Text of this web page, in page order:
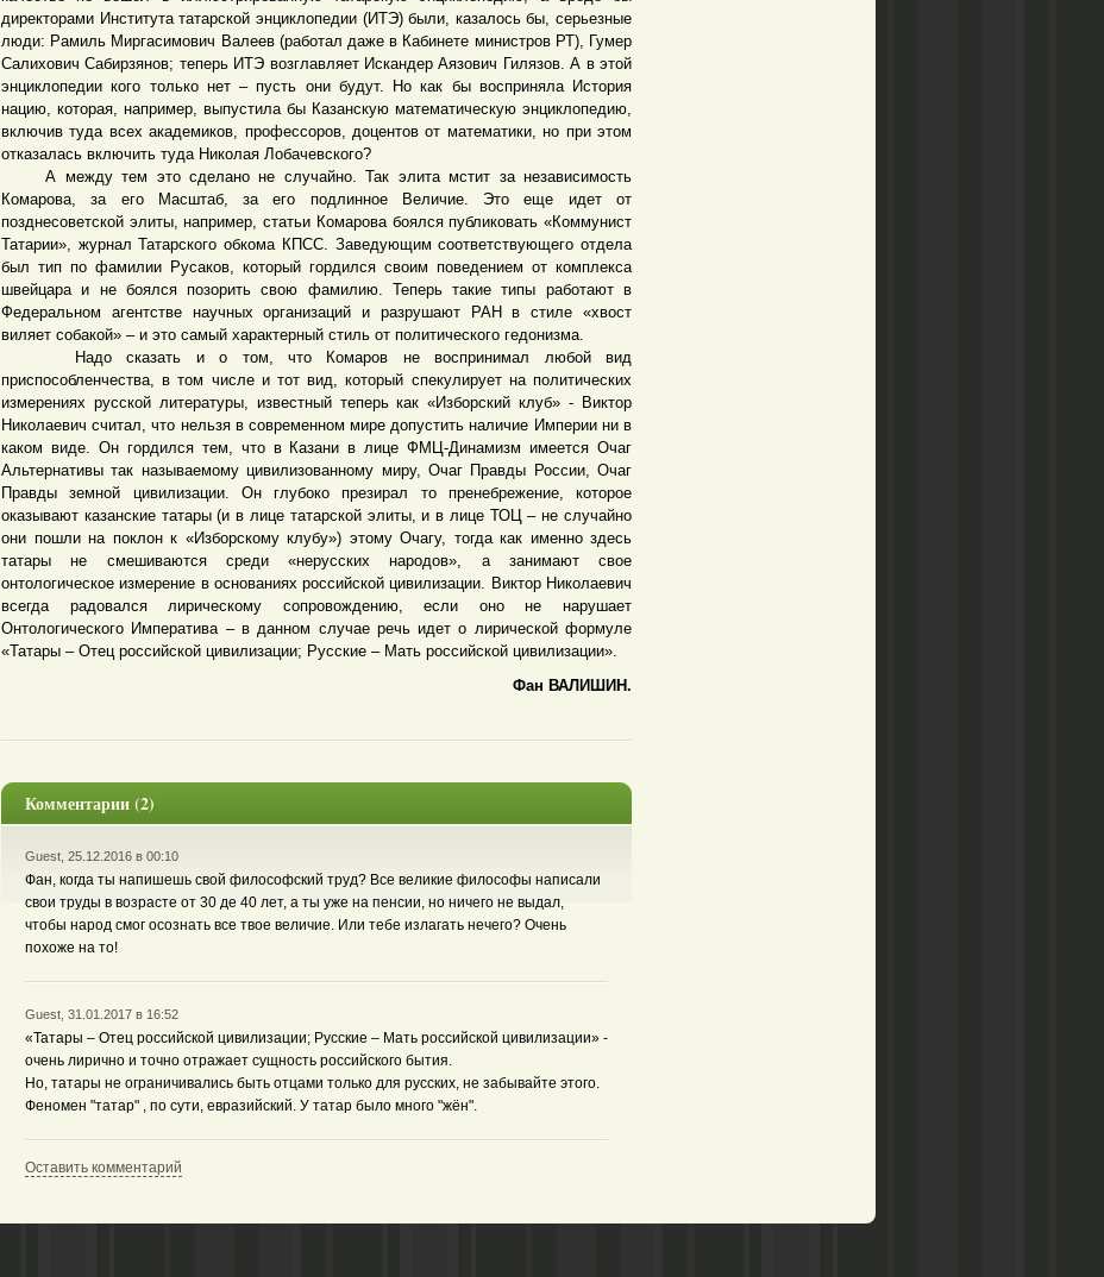
директорами Института татарской энциклопедии (ИТЭ) были, казалось бы, серьезные
люди: Рамиль Миргасимович Валеев (работал даже в Кабинете министров РТ), Гумер
Салихович Сабирзянов; теперь ИТЭ возглавляет Искандер Аязович Гилязов. А в этой
энциклопедии кого только нет – пусть они будут. Но как бы восприняла История
нацию, которая, например, выпустила бы Казанскую математическую энциклопедию,
включив туда всех академиков, профессоров, доцентов от математики, но при этом
отказалась включить туда Николая Лобачевского?
А между тем это сделано не случайно. Так элита мстит за независимость
Комарова, за его Масштаб, за его подлинное Величие. Это еще идет от
позднесоветской элиты, например, статьи Комарова боялся публиковать «Коммунист
Татарии», журнал Татарского обкома КПСС. Заведующим соответствующего отдела
был тип по фамилии Русаков, который гордился своим поведением от комплекса
швейцара и не боялся позорить свою фамилию. Теперь такие типы работают в
Федеральном агентстве научных организаций и разрушают РАН в стиле «хвост
виляет собакой» – и это самый характерный стиль от политического гедонизма.
Надо сказать и о том, что Комаров не воспринимал любой вид
приспособленчества, в том числе и тот вид, который спекулирует на политических
измерениях русской литературы, известный теперь как «Изборский клуб» - Виктор
Николаевич считал, что нельзя в современном мире допустить наличие Империи ни в
каком виде. Он гордился тем, что в Казани в лице ФМЦ-Динамизм имеется Очаг
Альтернативы так называемому цивилизованному миру, Очаг Правды России, Очаг
Правды земной цивилизации. Он глубоко презирал то пренебрежение, которое
оказывают казанские татары (и в лице татарской элиты, и в лице ТОЦ – не случайно
они пошли на поклон к «Изборскому клубу») этому Очагу, тогда как именно здесь
татары не смешиваются среди «нерусских народов», а занимают свое
онтологическое измерение в основаниях российской цивилизации. Виктор Николаевич
всегда радовался лирическому сопровождению, если оно не нарушает
Онтологического Императива – в данном случае речь идет о лирической формуле
«Татары – Отец российской цивилизации; Русские – Мать российской цивилизации».
Фан ВАЛИШИН.
Комментарии (2)
Guest, 25.12.2016 в 00:10
Фан, когда ты напишешь свой философский труд? Все великие философы написали
свои труды в возрасте от 30 де 40 лет, а ты уже на пенсии, но ничего не выдал,
чтобы народ смог осознать все твое величие. Или тебе излагать нечего? Очень
похоже на то!
Guest, 31.01.2017 в 16:52
«Татары – Отец российской цивилизации; Русские – Мать российской цивилизации» -
очень лирично и точно отражает сущность российского бытия.
Но, татары не ограничивались быть отцами только для русских, не забывайте этого.
Феномен "татар" , по сути, евразийский. У татар было много "жён".
Оставить комментарий